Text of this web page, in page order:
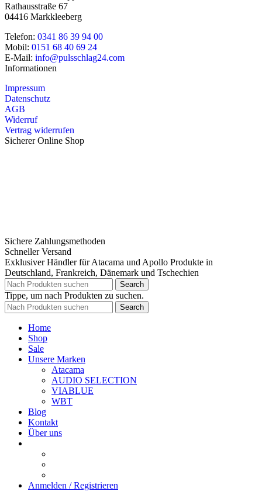
Rathausstraße 67
04416 Markkleeberg
Telefon: 0341 86 39 94 00
Mobil: 0151 68 40 69 24
E-Mail: info@pulsschlag24.com
Informationen
Impressum
Datenschutz
AGB
Widerruf
Vertrag widerrufen
Sicherer Online Shop
Sichere Zahlungsmethoden
Schneller Versand
Exklusiver Händler für Atacama und Apollo Produkte in
Deutschland, Frankreich, Dänemark und Tschechien
Search
Tippe, um nach Produkten zu suchen.
Search
Home
Shop
Sale
Unsere Marken
Atacama
AUDIO SELECTION
VIABLUE
WBT
Blog
Kontakt
Über uns
Anmelden / Registrieren